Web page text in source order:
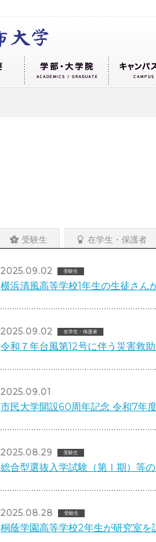
受験生 在学生・保護者
2025.09.02 受験生
横浜清風高等学校1年生の生徒さん
2025.09.02 在学生・保護者
令和７年台風第12号に伴う災害救
2025.09.01
市民大学開設60周年記念 令和7年
2025.08.29 受験生
総合型選抜入学試験（第Ⅰ期）等
2025.08.28 受験生
桐蔭学園高等学校2年生が研究室を